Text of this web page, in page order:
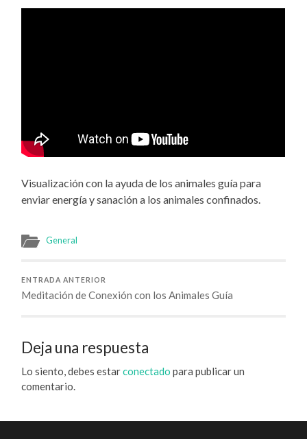
Visualización con la ayuda de los animales guía para
enviar energía y sanación a los animales confinados.
General
ENTRADA ANTERIOR
Meditación de Conexión con los Animales Guía
Deja una respuesta
Lo siento, debes estarconectado para publicar un
comentario.